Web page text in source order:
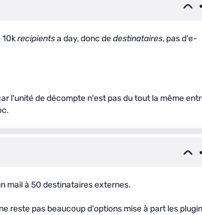
10krecipientsa day, donc dedestinataires, pas d'e-
l'unité de décompte n'est pas du tout la même
mail à 50 destinataires externes.
reste pas beaucoup d'options mise à part les plugin